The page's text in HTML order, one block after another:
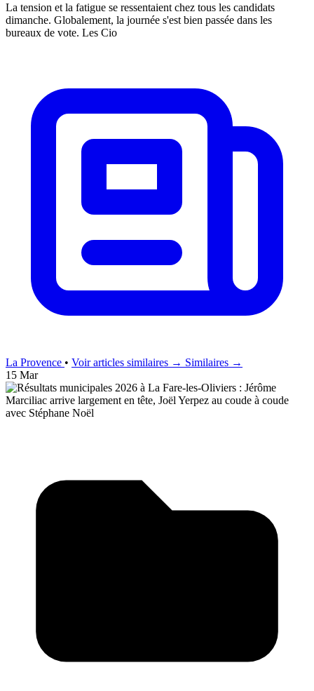
La tension et la fatigue se ressentaient chez tous les candidats
dimanche. Globalement, la journée s'est bien passée dans les
bureaux de vote. Les Cio
La Provence • Voir articles similaires → Similaires →
15 Mar